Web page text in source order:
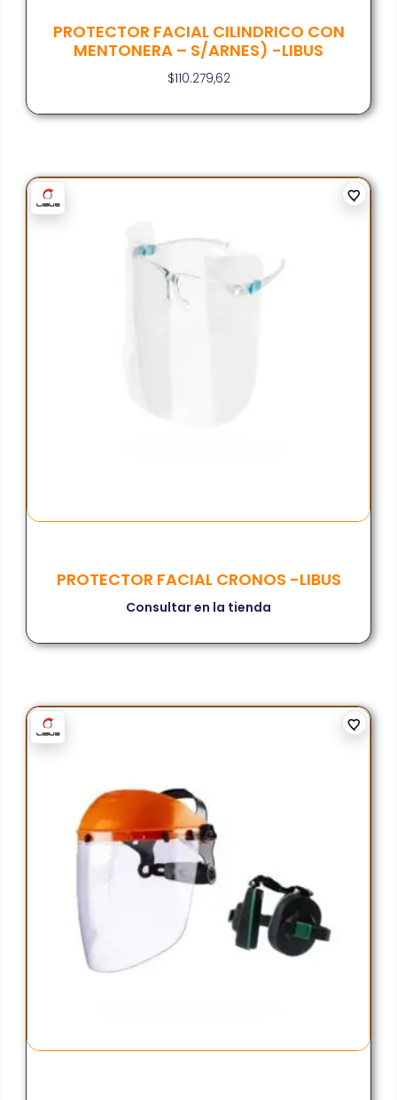
PROTECTOR FACIAL CILINDRICO CON
MENTONERA – S/ARNES) -LIBUS
$110.279,62
PROTECTOR FACIAL CRONOS -LIBUS
Consultar en la tienda